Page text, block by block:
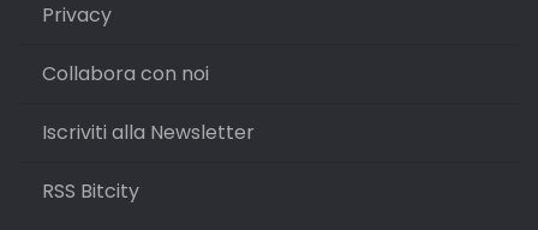
Privacy
Collabora con noi
Iscriviti alla Newsletter
RSS Bitcity